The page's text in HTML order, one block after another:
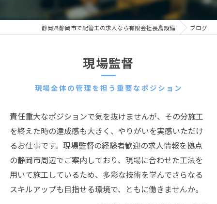
静岡県静岡市で配管工の求人なら有限会社長島設備 ブログ
現場監督
現場全体の管理を担う重要なポジション
責任重大なポジションで気を抜けませんが、その分施工
を終えた時の達成感も大きく、やりがいを実感いただけ
るお仕事です。現場監督の経験者歓迎の求人情報を拠点
の静岡市周辺でご案内しており、現場に合わせた工法を
用いて施工しているため、多彩な技術を学んでさらなる
スキルアップも目指せる環境で、ともに働きませんか。